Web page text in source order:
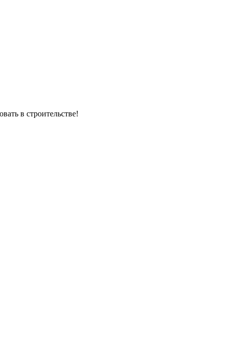
в строительстве!